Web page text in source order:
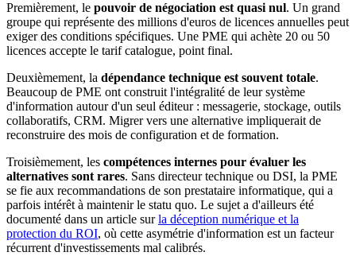
Premièrement, le pouvoir de négociation est quasi nul. Un grand
groupe qui représente des millions d'euros de licences annuelles peut
exiger des conditions spécifiques. Une PME qui achète 20 ou 50
licences accepte le tarif catalogue, point final.
Deuxièmement, la dépendance technique est souvent totale.
Beaucoup de PME ont construit l'intégralité de leur système
d'information autour d'un seul éditeur : messagerie, stockage, outils
collaboratifs, CRM. Migrer vers une alternative impliquerait de
reconstruire des mois de configuration et de formation.
Troisièmement, les compétences internes pour évaluer les
alternatives sont rares. Sans directeur technique ou DSI, la PME
se fie aux recommandations de son prestataire informatique, qui a
parfois intérêt à maintenir le statu quo. Le sujet a d'ailleurs été
documenté dans un article surla déception numérique et la
protection du ROI, où cette asymétrie d'information est un facteur
récurrent d'investissements mal calibrés.